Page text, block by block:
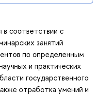
в соответствии с
занятий
по определенным
и практических
государственного
отработка умений и